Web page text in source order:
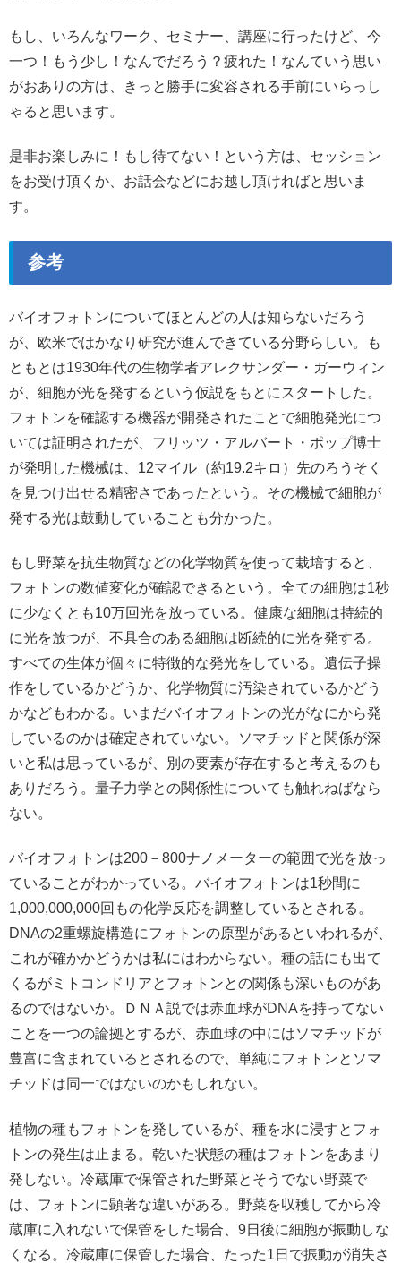
もし、いろんなワーク、セミナー、講座に行ったけど、今
一つ！もう少し！なんでだろう？疲れた！なんていう思い
がおありの方は、きっと勝手に変容される手前にいらっし
ゃると思います。
是非お楽しみに！もし待てない！という方は、セッション
をお受け頂くか、お話会などにお越し頂ければと思いま
す。
参考
バイオフォトンについてほとんどの人は知らないだろう
が、欧米ではかなり研究が進んできている分野らしい。も
ともとは1930年代の生物学者アレクサンダー・ガーウィン
が、細胞が光を発するという仮説をもとにスタートした。
フォトンを確認する機器が開発されたことで細胞発光につ
いては証明されたが、フリッツ・アルバート・ポップ博士
が発明した機械は、12マイル（約19.2キロ）先のろうそく
を見つけ出せる精密さであったという。その機械で細胞が
発する光は鼓動していることも分かった。
もし野菜を抗生物質などの化学物質を使って栽培すると、
フォトンの数値変化が確認できるという。全ての細胞は1秒
に少なくとも10万回光を放っている。健康な細胞は持続的
に光を放つが、不具合のある細胞は断続的に光を発する。
すべての生体が個々に特徴的な発光をしている。遺伝子操
作をしているかどうか、化学物質に汚染されているかどう
かなどもわかる。いまだバイオフォトンの光がなにから発
しているのかは確定されていない。ソマチッドと関係が深
いと私は思っているが、別の要素が存在すると考えるのも
ありだろう。量子力学との関係性についても触れねばなら
ない。
バイオフォトンは200－800ナノメーターの範囲で光を放っ
ていることがわかっている。バイオフォトンは1秒間に
1,000,000,000回もの化学反応を調整しているとされる。
DNAの2重螺旋構造にフォトンの原型があるといわれるが、
これが確かかどうかは私にはわからない。種の話にも出て
くるがミトコンドリアとフォトンとの関係も深いものがあ
るのではないか。ＤＮＡ説では赤血球がDNAを持ってない
ことを一つの論拠とするが、赤血球の中にはソマチッドが
豊富に含まれているとされるので、単純にフォトンとソマ
チッドは同一ではないのかもしれない。
植物の種もフォトンを発しているが、種を水に浸すとフォ
トンの発生は止まる。乾いた状態の種はフォトンをあまり
発しない。冷蔵庫で保管された野菜とそうでない野菜で
は、フォトンに顕著な違いがある。野菜を収穫してから冷
蔵庫に入れないで保管をした場合、9日後に細胞が振動しな
くなる。冷蔵庫に保管した場合、たった1日で振動が消失さ